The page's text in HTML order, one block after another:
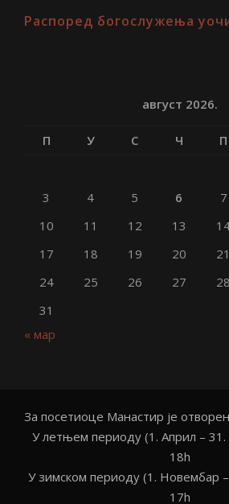
Распоред богослужења
август 2026.
П У С Ч П
3
4 5 6 7
10
11 12 13
17
18 19 20 21
24
25 26 27 28
31
« мар
За посетиоце Манастир је
У летњем периоду (1. Април –
18h
У зимском периоду (1. Новембар
17h